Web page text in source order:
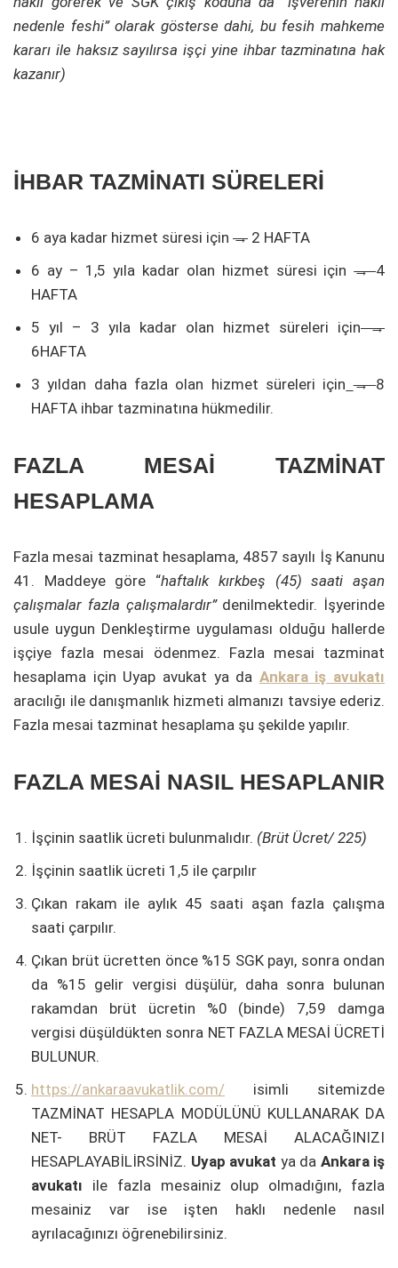
nedenle feshi” olarak gösterse dahi, bu fesih mahkeme
kararı ile haksız sayılırsa işçi yine ihbar tazminatına hak
kazanır)
İHBAR TAZMİNATI SÜRELERİ
6 aya kadar hizmet süresi için → 2 HAFTA
6 ay – 1,5 yıla kadar olan hizmet süresi için→4
HAFTA
5 yıl – 3 yıla kadar olan hizmet süreleri için→
6HAFTA
3 yıldan daha fazla olan hizmet süreleri için →8
HAFTA ihbar tazminatına hükmedilir.
FAZLA MESAİ TAZMİNAT
HESAPLAMA
Fazla mesai tazminat hesaplama, 4857 sayılı İş Kanunu
41. Maddeye göre “haftalık kırkbeş (45) saati aşan
çalışmalar fazla çalışmalardır” denilmektedir. İşyerinde
usule uygun Denkleştirme uygulaması olduğu hallerde
işçiye fazla mesai ödenmez. Fazla mesai tazminat
hesaplama için Uyap avukat ya da Ankara iş avukatı
aracılığı ile danışmanlık hizmeti almanızı tavsiye ederiz.
Fazla mesai tazminat hesaplama şu şekilde yapılır.
FAZLA MESAİ NASIL HESAPLANIR
İşçinin saatlik ücreti bulunmalıdır. (Brüt Ücret/ 225)
İşçinin saatlik ücreti 1,5 ile çarpılır
Çıkan rakam ile aylık 45 saati aşan fazla çalışma
saati çarpılır.
Çıkan brüt ücretten önce %15 SGK payı, sonra ondan
da %15 gelir vergisi düşülür, daha sonra bulunan
rakamdan brüt ücretin %0 (binde) 7,59 damga
vergisi düşüldükten sonra NET FAZLA MESAİ ÜCRETİ
BULUNUR.
https://ankaraavukatlik.com/ isimli sitemizde
TAZMİNAT HESAPLA MODÜLÜNÜ KULLANARAK DA
NET- BRÜT FAZLA MESAİ ALACAĞINIZI
HESAPLAYABİLİRSİNİZ. Uyap avukat ya da Ankara iş
avukatı ile fazla mesainiz olup olmadığını, fazla
mesainiz var ise işten haklı nedenle nasıl
ayrılacağınızı öğrenebilirsiniz.